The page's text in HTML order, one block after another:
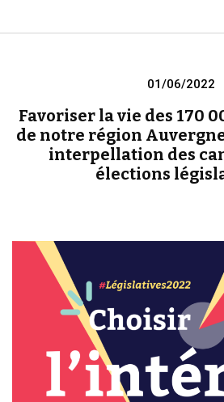
Posted
01/06/2022
Favoriser la vie des 170
de notre région
interpellation des
élections